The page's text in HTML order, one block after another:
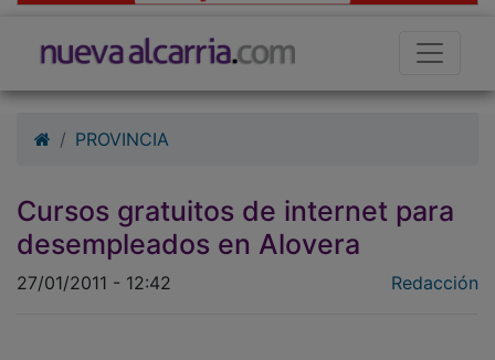
PROVINCIA
Cursos gratuitos de internet para
desempleados en Alovera
27/01/2011 - 12:42 Redacción